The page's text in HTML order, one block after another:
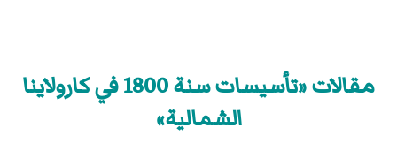
مقالات «تأسيسات سنة 1800 في كارولاينا
الشمالية»